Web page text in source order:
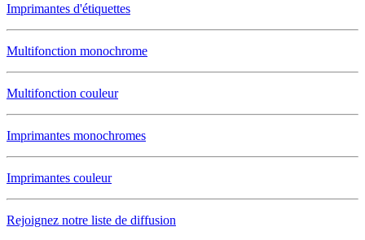
Imprimantes d'étiquettes
Multifonction monochrome
Multifonction couleur
Imprimantes monochromes
Imprimantes couleur
Rejoignez notre liste de diffusion